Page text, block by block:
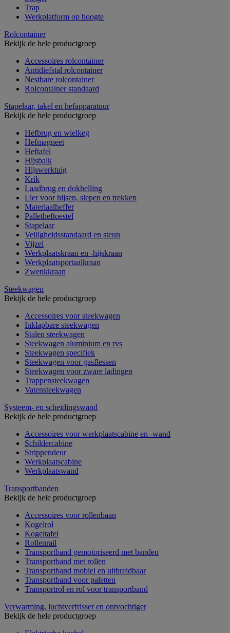
Trap
Werkplatform op hoogte
Rolcontainer
Bekijk de hele productgroep
Accessoires rolcontainer
Antidiefstal rolcontainer
Nestbare rolcontainer
Rolcontainer standaard
Stapelaar, takel en hefapparatuur
Bekijk de hele productgroep
Hefbrug en wielkeg
Hefmagneet
Heftafel
Hijsbalk
Hijswerktuig
Krik
Laadbrug en dokhelling
Lier voor hijsen, slepen en trekken
Materiaalheffer
Palletheftoestel
Stapelaar
Veiligheidsstandaard en steun
Vijzel
Werkplaatskraan en -hijskraan
Werkplaatsportaalkraan
Zwenkkraan
Steekwagen
Bekijk de hele productgroep
Accessoires voor steekwagen
Inklapbare steekwagen
Stalen steekwagen
Steekwagen aluminium en rvs
Steekwagen specifiek
Steekwagen voor gasflessen
Steekwagen voor zware ladingen
Trappensteekwagen
Vatensteekwagen
Systeem- en scheidingswand
Bekijk de hele productgroep
Accessoires voor werkplaatscabine en -wand
Schildercabine
Strippendeur
Werkplaatscabine
Werkplaatswand
Transportbanden
Bekijk de hele productgroep
Accessoires voor rollenbaan
Kogelrol
Kogeltafel
Rollenrail
Transportband gemotoriseerd met banden
Transportband met rollen
Transportband mobiel en uitbreidbaar
Transportband voor paletten
Transportrol en rol voor transportband
Verwarming, luchtverfrisser en ontvochtiger
Bekijk de hele productgroep